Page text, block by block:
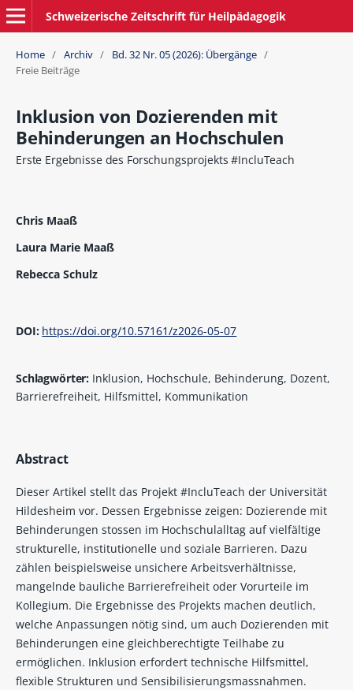
Schweizerische Zeitschrift für Heilpädagogik
Home / Archiv / Bd. 32 Nr. 05 (2026): Übergänge /
Freie Beiträge
Inklusion von Dozierenden mit
Behinderungen an Hochschulen
Erste Ergebnisse des Forschungsprojekts #IncluTeach
Chris Maaß
Laura Marie Maaß
Rebecca Schulz
DOI: https://doi.org/10.57161/z2026-05-07
Schlagwörter: Inklusion, Hochschule, Behinderung, Dozent,
Barrierefreiheit, Hilfsmittel, Kommunikation
Abstract
Dieser Artikel stellt das Projekt #IncluTeach der Universität
Hildesheim vor. Dessen Ergebnisse zeigen: Dozierende mit
Behinderungen stossen im Hochschulalltag auf vielfältige
strukturelle, institutionelle und soziale Barrieren. Dazu
zählen beispielsweise unsichere Arbeitsverhältnisse,
mangelnde bauliche Barrierefreiheit oder Vorurteile im
Kollegium. Die Ergebnisse des Projekts machen deutlich,
welche Anpassungen nötig sind, um auch Dozierenden mit
Behinderungen eine gleichberechtigte Teilhabe zu
ermöglichen. Inklusion erfordert technische Hilfsmittel,
flexible Strukturen und Sensibilisierungsmassnahmen.